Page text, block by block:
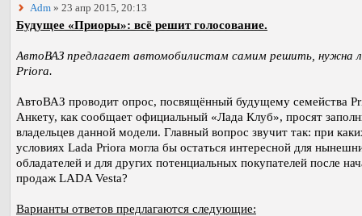
Adm » 23 апр 2015, 20:13
Будущее «Приоры»: всё решит голосование.
АвтоВАЗ предлагает автомобилистам самим решить, нужна
Priora.
АвтоВАЗ проводит опрос, посвящённый будущему семейства
Анкету, как сообщает официальный «Лада Клуб», просят
владельцев данной модели. Главный вопрос звучит так: при
условиях Lada Priora могла бы остаться интересной для
обладателей и для других потенциальных покупателей после
продаж LADA Vesta?
Варианты ответов предлагаются следующие: